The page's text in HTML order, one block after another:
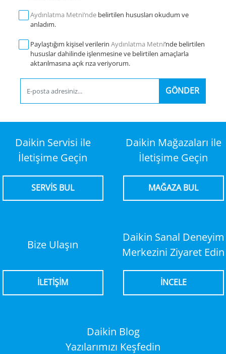
Aydınlatma Metni‘nde belirtilen hususları okudum ve
anladım.
Paylaştığım kişisel verilerin Aydınlatma Metni’nde belirtilen
hususlar dahilinde işlenmesine ve belirtilen amaçlarla
aktarılmasına açık rıza veriyorum.
GÖNDER
Daikin Servisi ile
İletişime Geçin
SERVİS BUL
Daikin Mağazaları ile
İletişime Geçin
MAĞAZA BUL
Bize Ulaşın
İLETİŞİM
Daikin Sanal Deneyim
Merkezini Ziyaret Edin
İNCELE
Daikin Blog
Yazılarımızı Keşfedin